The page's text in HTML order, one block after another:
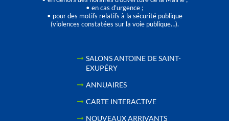
• en cas d’urgence ;
• pour des motifs relatifs à la sécurité publique
(violences constatées sur la voie publique…).
SALONS ANTOINE DE SAINT-
EXUPÉRY
ANNUAIRES
CARTE INTERACTIVE
NOUVEAUX ARRIVANTS